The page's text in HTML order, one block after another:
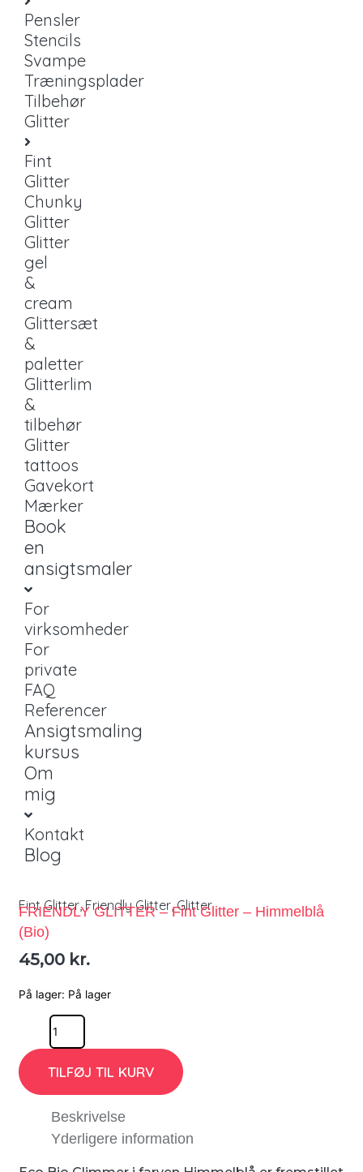
Pensler
Stencils
Svampe
Træningsplader
Tilbehør
Glitter
Fint
Glitter
Chunky
Glitter
Glitter
gel
&
cream
Glittersæt
&
paletter
Glitterlim
&
tilbehør
Glitter
tattoos
Gavekort
Mærker
Book
en
ansigtsmaler
For
virksomheder
For
private
FAQ
Referencer
Ansigtsmaling
kursus
Om
mig
Kontakt
Blog
Fint Glitter,Friendly Glitter,Glitter
FRIENDLY GLITTER – Fint Glitter – Himmelblå
(Bio)
45,00 kr.
På lager: På lager
TILFØJ TIL KURV
Beskrivelse
Yderligere information